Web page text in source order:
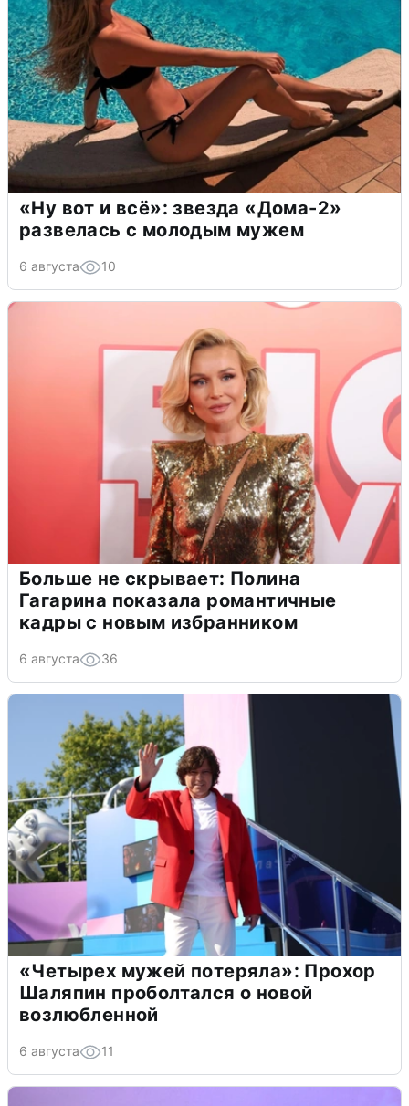
«Ну вот и всё»: звезда «Дома-2»
развелась с молодым мужем
6 августа 10
Больше не скрывает: Полина
Гагарина показала романтичные
кадры с новым избранником
6 августа 36
«Четырех мужей потеряла»: Прохор
Шаляпин проболтался о новой
возлюбленной
6 августа 11